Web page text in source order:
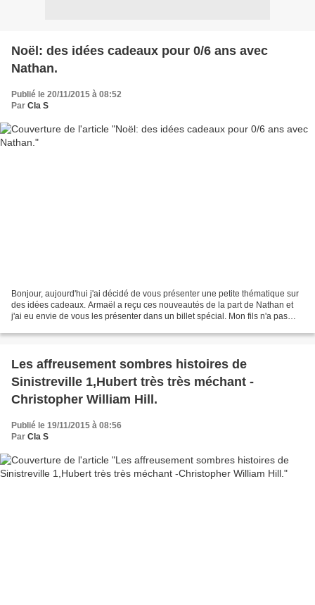
Noël: des idées cadeaux pour 0/6 ans avec
Nathan.
Publié le 20/11/2015 à 08:52
Par Cla S
Bonjour, aujourd'hui j'ai décidé de vous présenter une petite thématique sur
des idées cadeaux. Armaël a reçu ces nouveautés de la part de Nathan et
j'ai eu envie de vous les présenter dans un billet spécial. Mon fils n'a pas
Les affreusement sombres histoires de
Sinistreville 1,Hubert très très méchant -
Christopher William Hill.
Publié le 19/11/2015 à 08:56
Par Cla S